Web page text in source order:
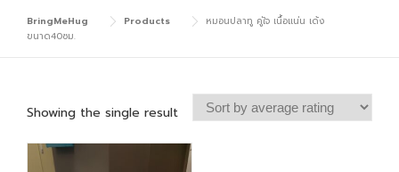
BringMeHug Products
หมอนปลาทู คู่ใจ เนื้อแน่น เด้ง
ขนาด40ซม.
Showing the single result